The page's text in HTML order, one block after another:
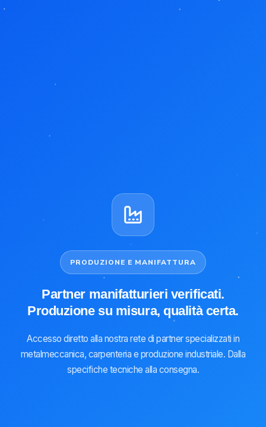
PRODUZIONE E MANIFATTURA
Partner manifatturieri verificati.
Produzione su misura, qualità certa.
Accesso diretto alla nostra rete di partner specializzati in
metalmeccanica, carpenteria e produzione industriale. Dalla
specifiche tecniche alla consegna.